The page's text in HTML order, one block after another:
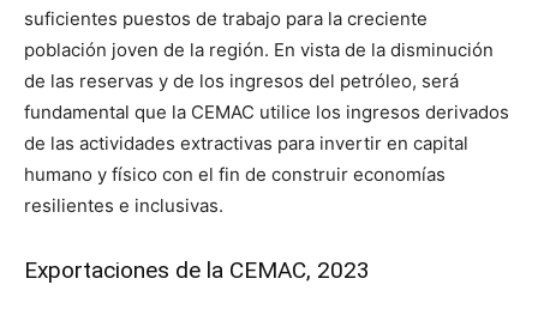
suficientes puestos de trabajo para la creciente
población joven de la región. En vista de la disminución
de las reservas y de los ingresos del petróleo, será
fundamental que la CEMAC utilice los ingresos derivados
de las actividades extractivas para invertir en capital
humano y físico con el fin de construir economías
resilientes e inclusivas.
Exportaciones de la CEMAC, 2023